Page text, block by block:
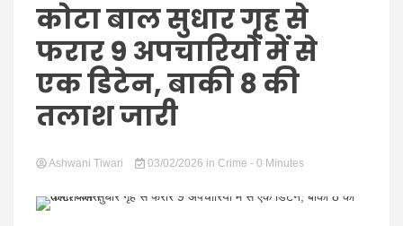
Hindi
News
कोटा बाल सुधार गृह से
फरार 9 अपचारियों में से
एक डिटेन, बाकी 8 की
तलाश जारी
Ashwani Tiwari 03/02/2026 in Crime - 0 Minutes